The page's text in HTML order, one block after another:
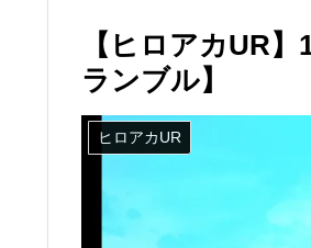
【ヒロアカUR
ランブル】
ヒロアカUR